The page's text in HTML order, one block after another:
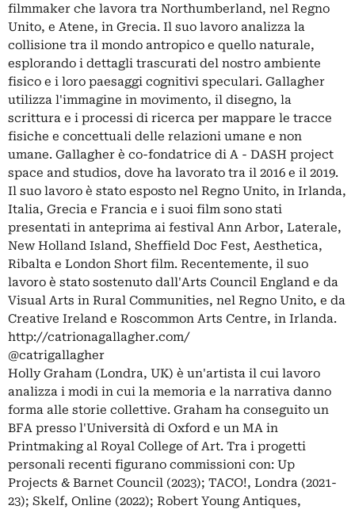
filmmaker che lavora tra Northumberland, nel Regno
Unito, e Atene, in Grecia. Il suo lavoro analizza la
collisione tra il mondo antropico e quello naturale,
esplorando i dettagli trascurati del nostro ambiente
fisico e i loro paesaggi cognitivi speculari. Gallagher
utilizza l'immagine in movimento, il disegno, la
scrittura e i processi di ricerca per mappare le tracce
fisiche e concettuali delle relazioni umane e non
umane. Gallagher è co-fondatrice di A - DASH project
space and studios, dove ha lavorato tra il 2016 e il 2019.
Il suo lavoro è stato esposto nel Regno Unito, in Irlanda,
Italia, Grecia e Francia e i suoi film sono stati
presentati in anteprima ai festival Ann Arbor, Laterale,
New Holland Island, Sheffield Doc Fest, Aesthetica,
Ribalta e London Short film. Recentemente, il suo
lavoro è stato sostenuto dall'Arts Council England e da
Visual Arts in Rural Communities, nel Regno Unito, e da
Creative Ireland e Roscommon Arts Centre, in Irlanda.
http://catrionagallagher.com/
@catrigallagher
Holly Graham (Londra, UK) è un'artista il cui lavoro
analizza i modi in cui la memoria e la narrativa danno
forma alle storie collettive. Graham ha conseguito un
BFA presso l'Università di Oxford e un MA in
Printmaking al Royal College of Art. Tra i progetti
personali recenti figurano commissioni con: Up
Projects & Barnet Council (2023); TACO!, Londra (2021-
23); Skelf, Online (2022); Robert Young Antiques,